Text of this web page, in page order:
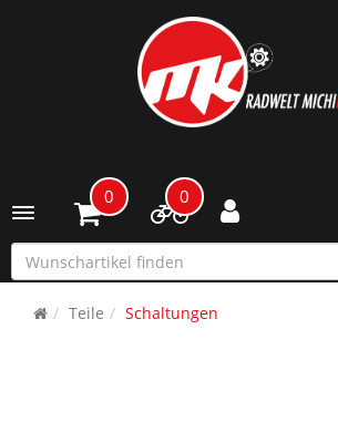
Toggle navigation
0 0
Teile Schaltungen